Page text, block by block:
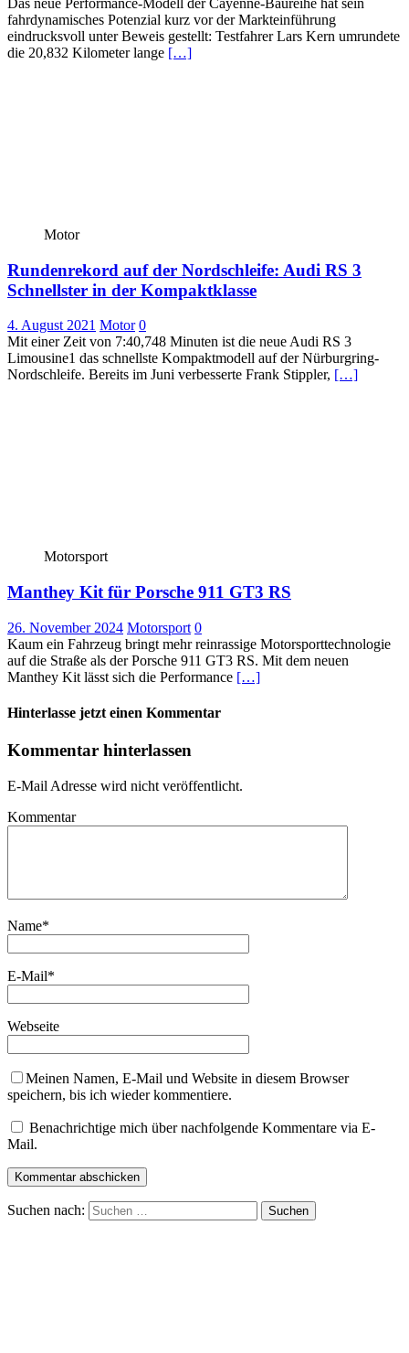
fahrdynamisches Potenzial kurz vor der Markteinführung
eindrucksvoll unter Beweis gestellt: Testfahrer Lars Kern umrundete
die 20,832 Kilometer lange […]
Motor
Rundenrekord auf der Nordschleife: Audi RS 3
Schnellster in der Kompaktklasse
4. August 2021 Motor 0
Mit einer Zeit von 7:40,748 Minuten ist die neue Audi RS 3
Limousine1 das schnellste Kompaktmodell auf der Nürburgring-
Nordschleife. Bereits im Juni verbesserte Frank Stippler, […]
Motorsport
Manthey Kit für Porsche 911 GT3 RS
26. November 2024 Motorsport 0
Kaum ein Fahrzeug bringt mehr reinrassige Motorsporttechnologie
auf die Straße als der Porsche 911 GT3 RS. Mit dem neuen
Manthey Kit lässt sich die Performance […]
Hinterlasse jetzt einen Kommentar
Kommentar hinterlassen
E-Mail Adresse wird nicht veröffentlicht.
Kommentar
Name*
E-Mail*
Webseite
Meinen Namen, E-Mail und Website in diesem Browser
speichern, bis ich wieder kommentiere.
Benachrichtige mich über nachfolgende Kommentare via E-
Mail.
Suchen nach: